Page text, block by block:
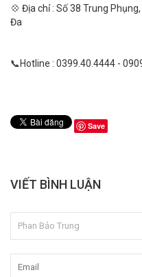
💠 Địa chỉ : Số 38 Trung
Đa
📞Hotline : 0399.40.4444 -
Save
VIẾT BÌNH LUẬN